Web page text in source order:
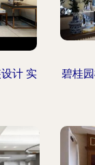
计 实
碧桂